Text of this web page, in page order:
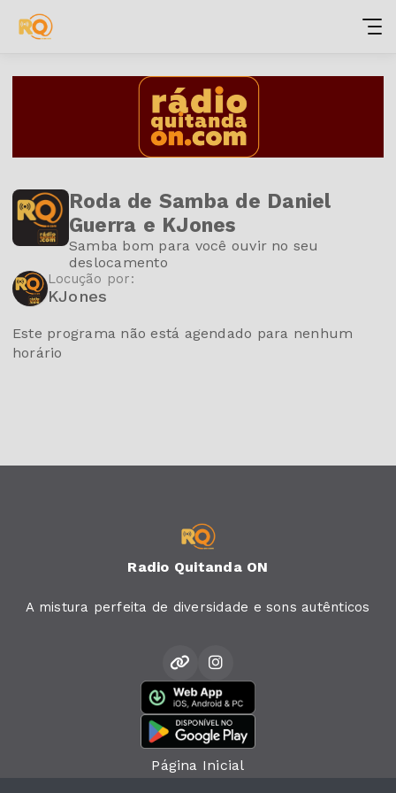
Roda de Samba de Daniel
Guerra e KJones
Samba bom para você ouvir no seu
deslocamento
Locução por:
KJones
Este programa não está agendado para nenhum
horário
Radio Quitanda ON
A mistura perfeita de diversidade e sons autênticos
Página Inicial